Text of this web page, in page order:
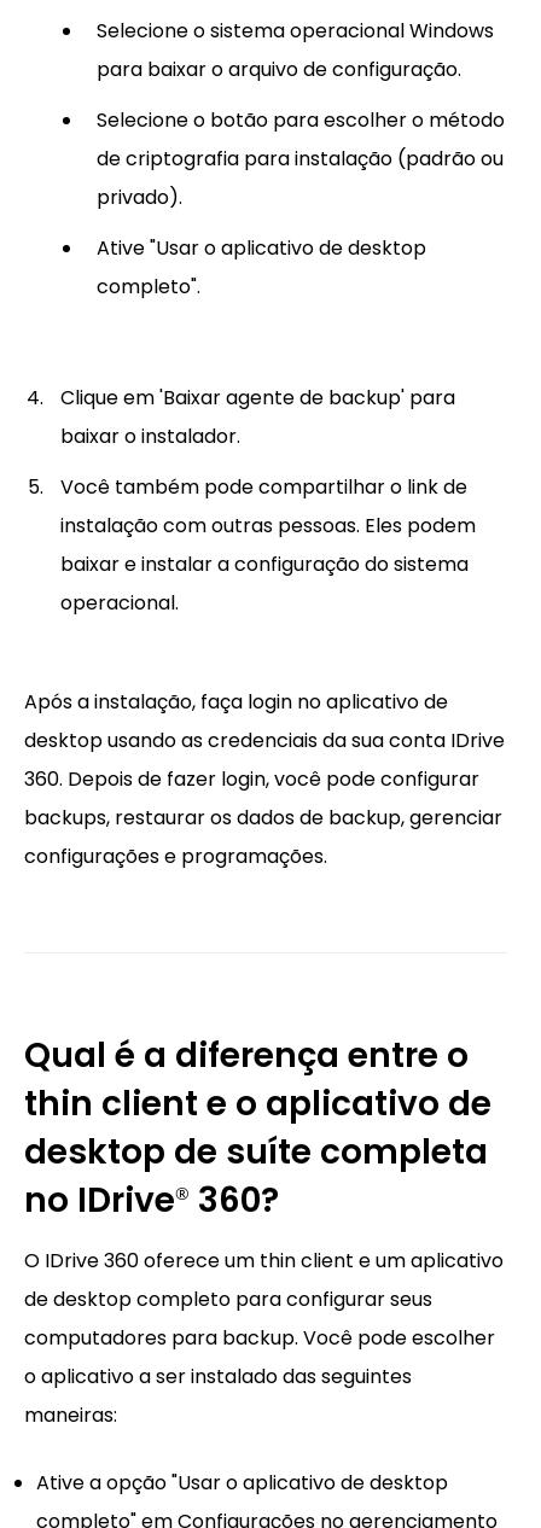
Selecione o sistema operacional Windows
para baixar o arquivo de configuração.
Selecione o botão para escolher o método
de criptografia para instalação (padrão ou
privado).
Ative "Usar o aplicativo de desktop
completo".
Clique em 'Baixar agente de backup' para
baixar o instalador.
Você também pode compartilhar o link de
instalação com outras pessoas. Eles podem
baixar e instalar a configuração do sistema
operacional.
Após a instalação, faça login no aplicativo de
desktop usando as credenciais da sua conta IDrive
360. Depois de fazer login, você pode configurar
backups, restaurar os dados de backup, gerenciar
configurações e programações.
Qual é a diferença entre o
thin client e o aplicativo de
desktop de suíte completa
no IDrive® 360?
O IDrive 360 oferece um thin client e um aplicativo
de desktop completo para configurar seus
computadores para backup. Você pode escolher
o aplicativo a ser instalado das seguintes
maneiras:
Ative a opção "Usar o aplicativo de desktop
completo" em Configurações no gerenciamento